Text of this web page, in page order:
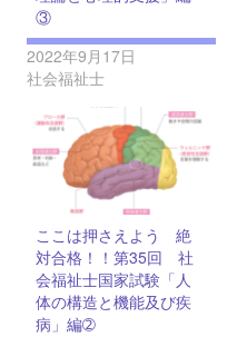
③
2022年9月17日
社会福祉士
ここは押さえよう 絶
対合格！！第35回 社
会福祉士国家試験「人
体の構造と機能及び疾
病」編➁